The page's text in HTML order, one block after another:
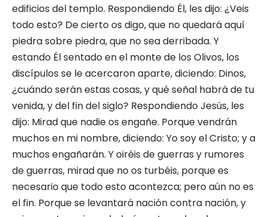
edificios del templo. Respondiendo Él, les dijo: ¿Veis
todo esto? De cierto os digo, que no quedará aquí
piedra sobre piedra, que no sea derribada. Y
estando Él sentado en el monte de los Olivos, los
discípulos se le acercaron aparte, diciendo: Dinos,
¿cuándo serán estas cosas, y qué señal habrá de tu
venida, y del fin del siglo? Respondiendo Jesús, les
dijo: Mirad que nadie os engañe. Porque vendrán
muchos en mi nombre, diciendo: Yo soy el Cristo; y a
muchos engañarán. Y oiréis de guerras y rumores
de guerras, mirad que no os turbéis, porque es
necesario que todo esto acontezca; pero aún no es
el fin. Porque se levantará nación contra nación, y